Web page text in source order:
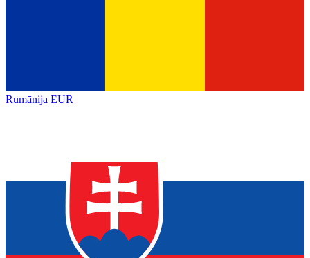
Rumānija EUR